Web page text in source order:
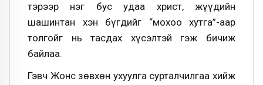
тэрээр нэг бус удаа христ, жүүдийн
шашинтан хэн бүгдийг “мохоо хутга”-аар
толгойг нь тасдах хүсэлтэй гэж бичиж
байлаа.
Гэвч Жонс зөвхөн ухуулга сурталчилгаа хийж